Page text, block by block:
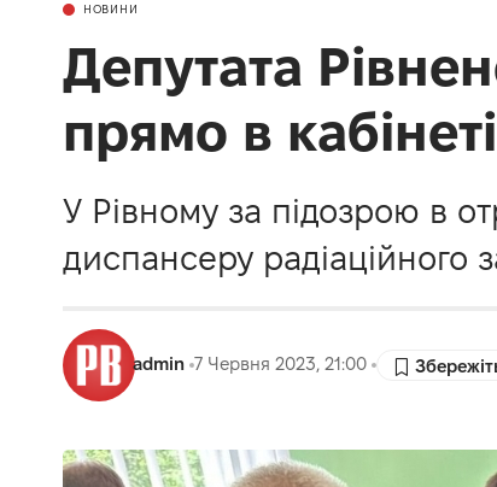
НОВИНИ
Депутата
прямо в
У Рівному за підозрою в
диспансеру радіаційного
admin 7 Червня 2023, 21:00